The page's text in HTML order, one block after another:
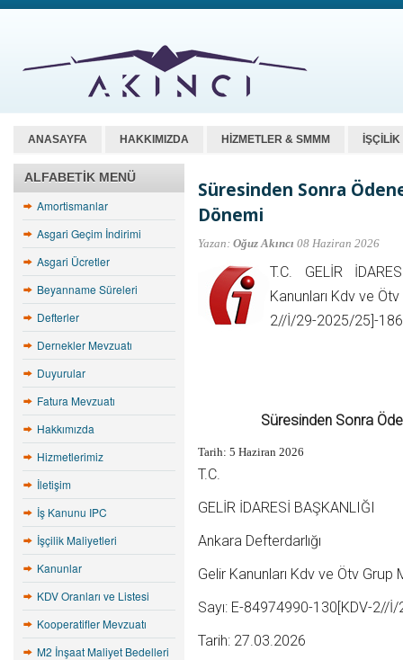
ANASAYFA HAKKIMIZDA HİZMETLER & SMMM
ALFABETIK MENÜ
Amortismanlar
Asgari Geçim İndirimi
Asgari Ücretler
Beyanname Süreleri
Defterler
Dernekler Mevzuatı
Duyurular
Fatura Mevzuatı
Hakkımızda
Hizmetlerimiz
İletişim
İş Kanunu IPC
İşçilik Maliyetleri
Kanunlar
KDV Oranları ve Listesi
Kooperatifler Mevzuatı
M2 İnşaat Maliyet Bedelleri
Süresinden Sonra
Dönemi
Yazan: Oğuz Akıncı 08 Haziran 2026
T.C. GELİR
Kanunları Kdv ve
2//İ/29-2025/25]-
Süresinden Sonra
Tarih: 5 Haziran 2026
T.C.
GELİR İDARESİ BAŞKANLIĞI
Ankara Defterdarlığı
Gelir Kanunları Kdv ve Ötv Grup
Sayı: E-84974990-130[KDV-2//
Tarih: 27.03.2026